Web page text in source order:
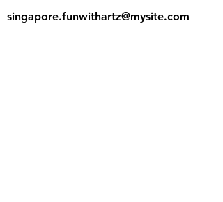
singapore.funwithartz@mysite.com